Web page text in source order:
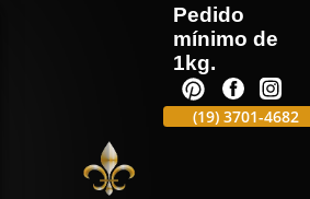
Pedido
mínimo de
1kg.
(19) 3701-4682